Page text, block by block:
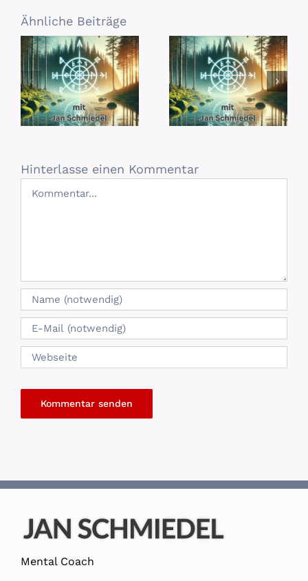
Ähnliche Beiträge
Hinterlasse einen Kommentar
Mental Coach